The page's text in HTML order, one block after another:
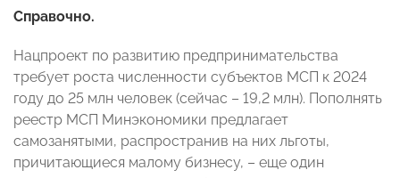
Справочно.
Нацпроект по развитию предпринимательства
требует роста численности субъектов МСП к 2024
году до 25 млн человек (сейчас – 19,2 млн). Пополнять
реестр МСП Минэкономики предлагает
самозанятыми, распространив на них льготы,
причитающиеся малому бизнесу, – еще один